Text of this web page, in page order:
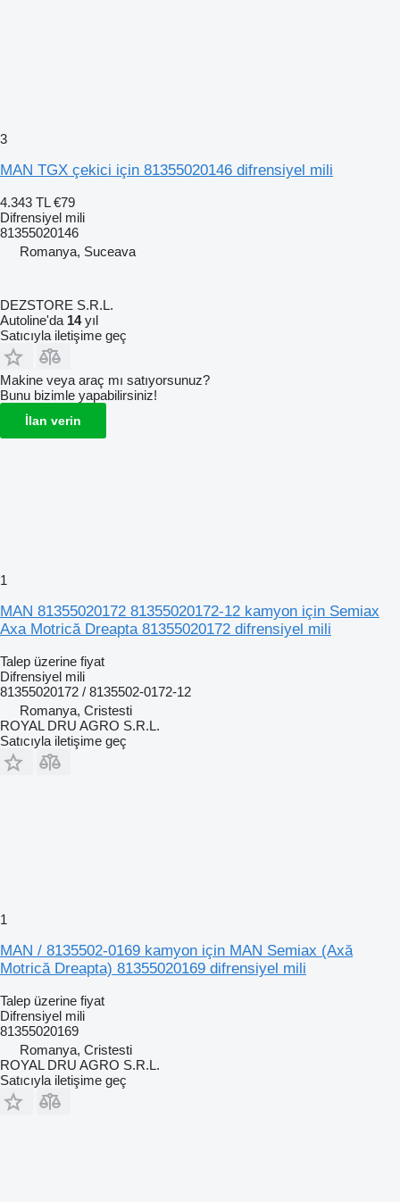
3
MAN TGX çekici için 81355020146 difrensiyel mili
4.343 TL €79
Difrensiyel mili
81355020146
Romanya, Suceava
DEZSTORE S.R.L.
Autoline'da 14yıl
Satıcıyla iletişime geç
Makine veya araç mı satıyorsunuz?
Bunu bizimle yapabilirsiniz!
İlan verin
1
MAN 81355020172 81355020172-12 kamyon için Semiax
Axa Motrică Dreapta 81355020172 difrensiyel mili
Talep üzerine fiyat
Difrensiyel mili
81355020172 / 8135502-0172-12
Romanya, Cristesti
ROYAL DRU AGRO S.R.L.
Satıcıyla iletişime geç
1
MAN / 8135502-0169 kamyon için MAN Semiax (Axă
Motrică Dreapta) 81355020169 difrensiyel mili
Talep üzerine fiyat
Difrensiyel mili
81355020169
Romanya, Cristesti
ROYAL DRU AGRO S.R.L.
Satıcıyla iletişime geç